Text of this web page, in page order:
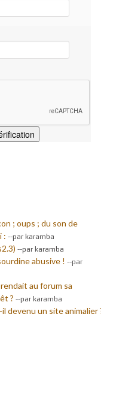
; oups ; du son de
: --par karamba
--par karamba
abusive ! --par
au forum sa
? --par karamba
devenu un site animalier ?